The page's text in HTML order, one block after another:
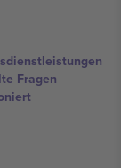
Fragen